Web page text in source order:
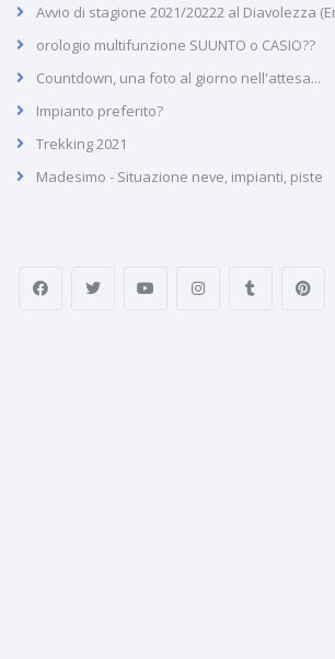
Avvio di stagione 2021/20222 al Diavolezza
orologio multifunzione SUUNTO o CASIO??
Countdown, una foto al giorno nell'attesa...
Impianto preferito?
Trekking 2021
Madesimo - Situazione neve, impianti, piste